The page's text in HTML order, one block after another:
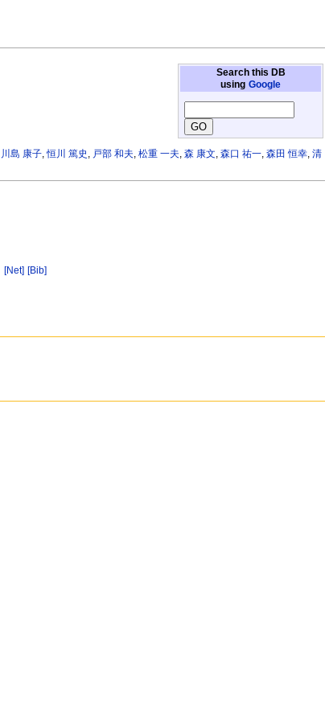
Search this DB
using Google
川島 康子,恒川 篤史 , 戸部 和夫,松重 一夫,森 康文,森口 祐一,森田 恒幸,清
[Net] [Bib]